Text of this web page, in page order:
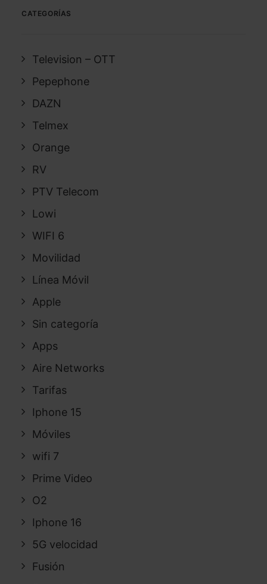
CATEGORÍAS
Television – OTT
Pepephone
DAZN
Telmex
Orange
RV
PTV Telecom
Lowi
WIFI 6
Movilidad
Línea Móvil
Apple
Sin categoría
Apps
Aire Networks
Tarifas
Iphone 15
Móviles
wifi 7
Prime Video
O2
Iphone 16
5G velocidad
Fusión